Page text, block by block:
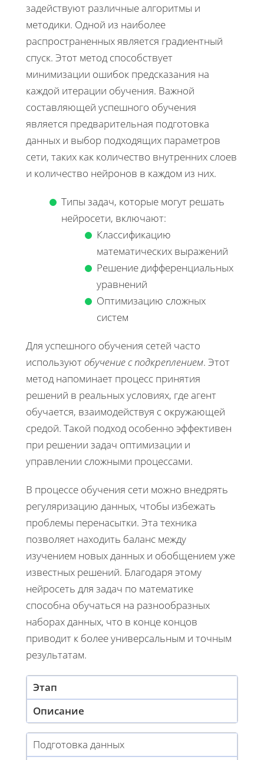
задействуют различные алгоритмы и
методики. Одной из наиболее
распространенных является градиентный
спуск. Этот метод способствует
минимизации ошибок предсказания на
каждой итерации обучения. Важной
составляющей успешного обучения
является предварительная подготовка
данных и выбор подходящих параметров
сети, таких как количество внутренних слоев
и количество нейронов в каждом из них.
Типы задач, которые могут решать
нейросети, включают:
Классификацию
математических выражений
Решение дифференциальных
уравнений
Оптимизацию сложных
систем
Для успешного обучения сетей часто
используютобучение с подкреплением. Этот
метод напоминает процесс принятия
решений в реальных условиях, где агент
обучается, взаимодействуя с окружающей
средой. Такой подход особенно эффективен
при решении задач оптимизации и
управлении сложными процессами.
В процессе обучения сети можно внедрять
регуляризацию данных, чтобы избежать
проблемы перенасытки. Эта техника
позволяет находить баланс между
изучением новых данных и обобщением уже
известных решений. Благодаря этому
нейросеть для задач по математике
способна обучаться на разнообразных
наборах данных, что в конце концов
приводит к более универсальным и точным
результатам.
Этап
Описание
Подготовка данных